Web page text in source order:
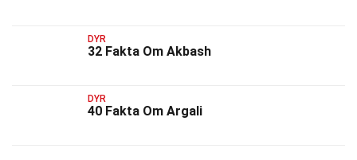
DYR
32 Fakta Om Akbash
DYR
40 Fakta Om Argali